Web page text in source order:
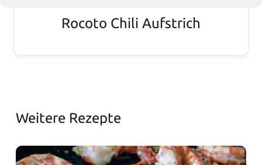
Rocoto Chili Aufstrich
Weitere Rezepte